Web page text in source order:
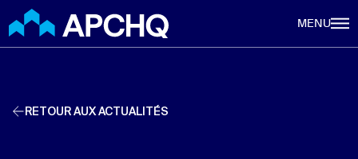
MENU
RETOUR AUX ACTUALITÉS